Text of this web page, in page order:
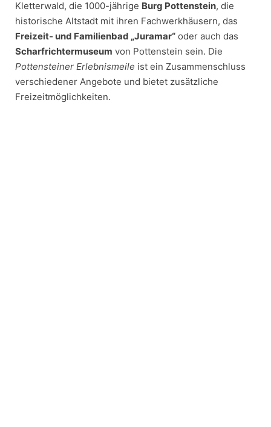
Kletterwald, die 1000-jährige Burg Pottenstein, die
historische Altstadt mit ihren Fachwerkhäusern, das
Freizeit- und Familienbad „Juramar“ oder auch das
Scharfrichtermuseum von Pottenstein sein. Die
Pottensteiner Erlebnismeile ist ein Zusammenschluss
verschiedener Angebote und bietet zusätzliche
Freizeitmöglichkeiten.